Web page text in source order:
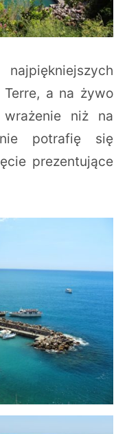
a na żywo
niż na
potrafię się
prezentujące